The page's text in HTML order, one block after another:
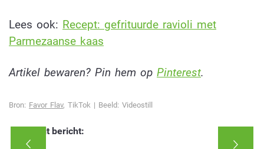
Lees ook: Recept: gefrituurde ravioli met
Parmezaanse kaas
Artikel bewaren? Pin hem op Pinterest.
Bron: Favor Flav, TikTok | Beeld: Videostill
Deel dit bericht: